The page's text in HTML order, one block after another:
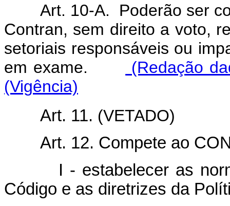
Art. 10-A. Poderão ser
Contran, sem direito a voto,
setoriais responsáveis ou
em exame.
(Redação
(Vigência)
Art. 11. (VETADO)
Art. 12. Compete ao
I - estabelecer as
Código e as diretrizes da